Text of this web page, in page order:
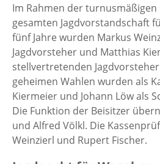
Im Rahmen der
gesamten Jagdvorstandschaft
fünf Jahre wurden Markus
Jagdvorsteher und Matthias
stellvertretenden
geheimen Wahlen wurden als
Kiermeier und Johann Löw als
Die Funktion der Beisitzer
und Alfred Völkl. Die
Weinzierl und Rupert Fischer.